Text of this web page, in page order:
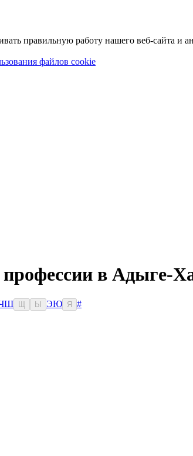
правильную работу нашего веб-сайта и
файлов cookie
в Адыге-
Ш Ы ЭЮ Я
#